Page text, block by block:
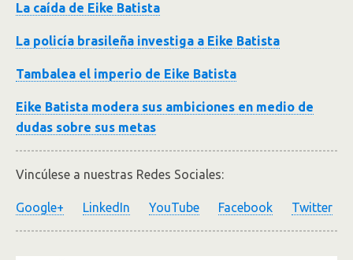
La caída de Eike Batista
La policía brasileña investiga a Eike Batista
Tambalea el imperio de Eike Batista
Eike Batista modera sus ambiciones en medio de
dudas sobre sus metas
Vincúlese a nuestras Redes Sociales:
Google+ LinkedIn YouTube Facebook Twitter